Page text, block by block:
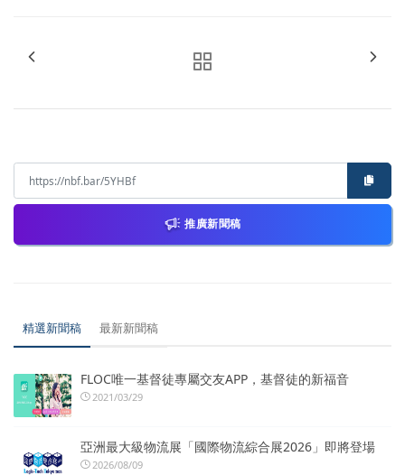
推廣新聞稿
精選新聞稿 最新新聞稿
FLOC唯一基督徒專屬交友APP，基督徒的新福音
2021/03/29
亞洲最大級物流展「國際物流綜合展2026」即將登場
2026/08/09